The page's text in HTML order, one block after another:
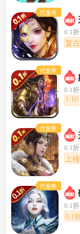
代金券
0.1
复
代金券
0.1
1:10
代金券
0.1
上
代金券
0.1
0.1